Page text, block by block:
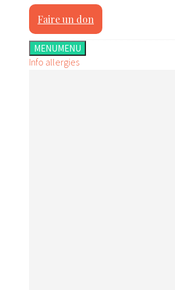
Faire un don
MENUMENU
Info allergies